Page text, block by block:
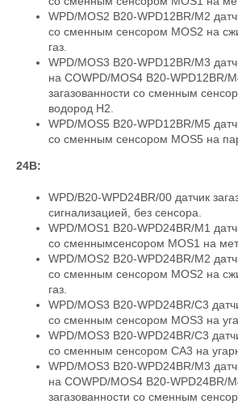
WPD/MOS2 B20-WPD12BR/M2
со сменным сенсором MOS2 на
газ.
WPD/MOS3 B20-WPD12BR/M3
на СОWPD/MOS4 B20-WPD12BR/
загазованности со сменным
водород Н2.
WPD/MOS5 B20-WPD12BR/M5
со сменным сенсором MOS5 на
24В:
WPD/B20-WPD24BR/00 датчик
сигнализацией, без сенсора.
WPD/MOS1 B20-WPD24BR/M1
со сменнымсенсором MOS1 на
WPD/MOS2 B20-WPD24BR/M2
со сменным сенсором MOS2 на
газ.
WPD/MOS3 B20-WPD24BR/C3
со сменным сенсором MOS3 на
WPD/MOS3 B20-WPD24BR/C3
со сменным сенсором СА3 на
WPD/MOS3 B20-WPD24BR/M3
на СОWPD/MOS4 B20-WPD24BR/
загазованности со сменным